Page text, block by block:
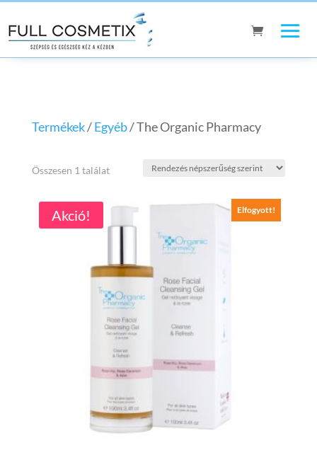
Termékek/Egyéb/ The Organic Pharmacy
Összesen 1 találat
Akció! Elfogyott!